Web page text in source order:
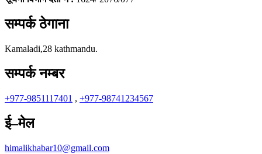
सम्पर्क ठेगाना
Kamaladi,28 kathmandu.
सम्पर्क नम्बर
+977-9851117401 , +977-98741234567
ई–मेल
himalikhabar10@gmail.com